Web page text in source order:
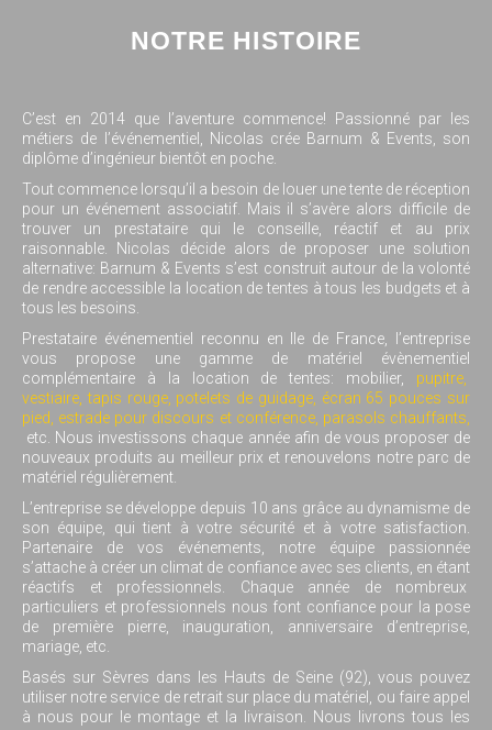
NOTRE HISTOIRE
C’est en 2014 que l’aventure commence! Passionné par les
métiers de l’événementiel, Nicolas crée Barnum & Events, son
diplôme d’ingénieur bientôt en poche.
Tout commence lorsqu’il a besoin de louer une tente de réception
pour un événement associatif. Mais il s’avère alors difficile de
trouver un prestataire qui le conseille, réactif et au prix
raisonnable. Nicolas décide alors de proposer une solution
alternative: Barnum & Events s’est construit autour de la volonté
de rendre accessible la location de tentes à tous les budgets et à
tous les besoins.
Prestataire événementiel reconnu en Ile de France, l’entreprise
vous propose une gamme de matériel évènementiel
complémentaire à la location de tentes: mobilier, pupitre,
vestiaire,tapis rouge, potelets de guidage, écran 65 pouces sur
pied estrade pour discours et conférence, parasols chauffants,
etc. Nous investissons chaque année afin de vous proposer de
nouveaux produits au meilleur prix et renouvelons notre parc de
matériel régulièrement.
L’entreprise se développe depuis 10 ans grâce au dynamisme de
son équipe, qui tient à votre sécurité et à votre satisfaction.
Partenaire de vos événements, notre équipe passionnée
s’attache à créer un climat de confiance avec ses clients, en étant
réactifs et professionnels. Chaque année de nombreux
particuliers et professionnels nous font confiance pour la pose
de première pierre, inauguration, anniversaire d’entreprise,
mariage, etc.
Basés sur Sèvres dans les Hauts de Seine (92), vous pouvez
utiliser notre service de retrait sur place du matériel, ou faire appel
à nous pour le montage et la livraison. Nous livrons tous les